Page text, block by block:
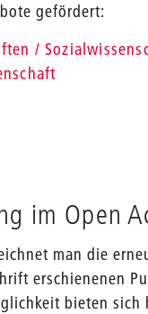
gefördert:
/
im Open
man die
erschienenen
bieten